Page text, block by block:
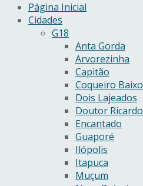
Página Inicial
Cidades
G18
Anta Gorda
Arvorezinha
Capitão
Coqueiro Baixo
Dois Lajeados
Doutor Ricardo
Encantado
Guaporé
Ilópolis
Itapuca
Muçum